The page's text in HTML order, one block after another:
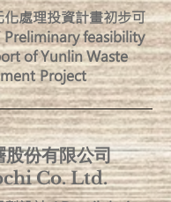
處理投資計畫初步可
Preliminary feasibility
of Yunlin Waste
Project
股份有限公司
Co. Ltd.